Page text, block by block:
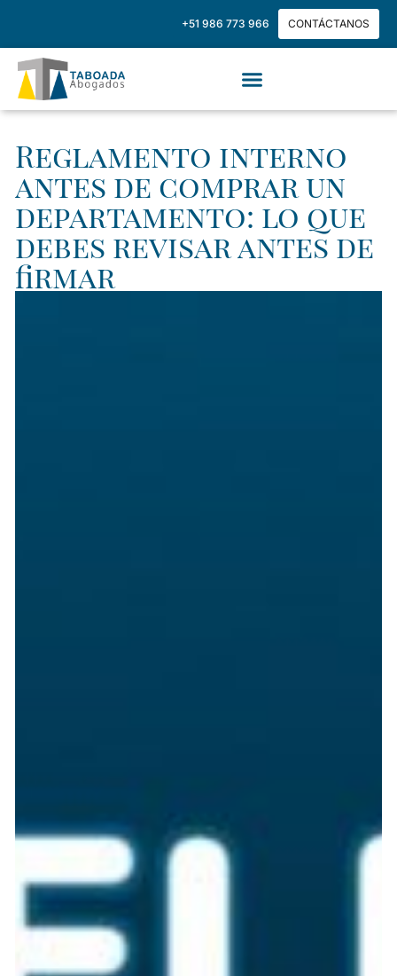
+51 986 773 966 CONTÁCTANOS
Reglamento interno
antes de comprar un
departamento: lo que
debes revisar antes de
firmar